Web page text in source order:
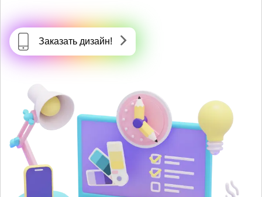
Заказать дизайн!